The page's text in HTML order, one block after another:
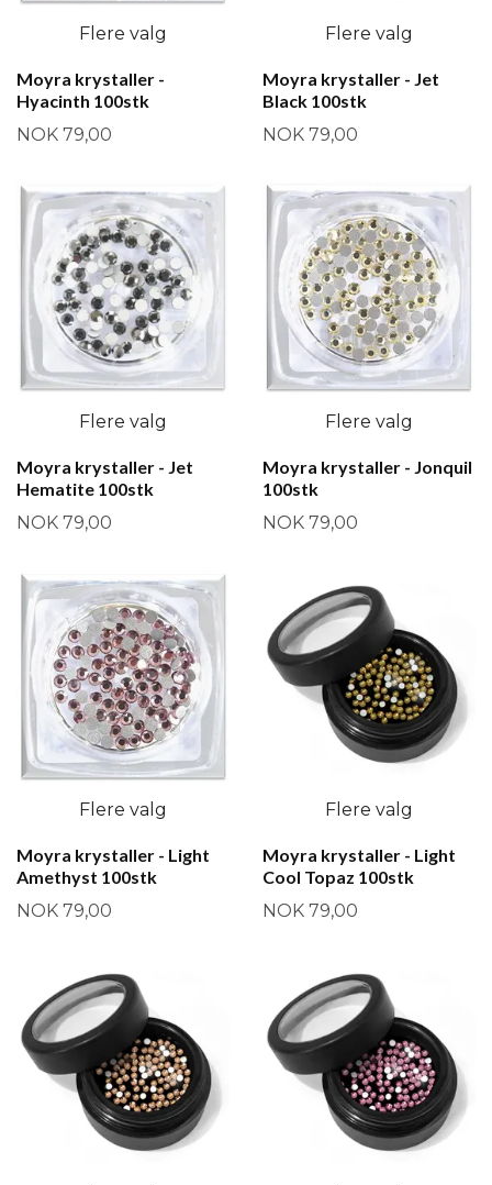
Flere valg
Moyra krystaller -
Hyacinth 100stk
NOK 79,00
Flere valg
Moyra krystaller - Jet
Black 100stk
NOK 79,00
Flere valg
Moyra krystaller - Jet
Hematite 100stk
NOK 79,00
Flere valg
Moyra krystaller - Jonquil
100stk
NOK 79,00
Flere valg
Moyra krystaller - Light
Amethyst 100stk
NOK 79,00
Flere valg
Moyra krystaller - Light
Cool Topaz 100stk
NOK 79,00